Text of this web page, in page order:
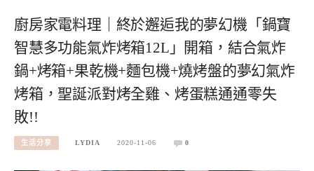
廚房家電料理｜終於邂逅我的夢幻機「鍋寶
智慧多功能氣炸烤箱12L」開箱，結合氣炸
鍋+烤箱+果乾機+麵包機+燒烤盤的夢幻氣炸
烤箱，聖誕派對烤全雞、烤蛋糕通通零失
敗!!
生活分享 LYDIA 2020-11-06 0